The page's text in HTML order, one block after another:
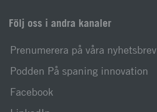
Följ oss i andra kanaler
Prenumerera på våra nyhetsbrev
Podden På spaning innovation
Facebook